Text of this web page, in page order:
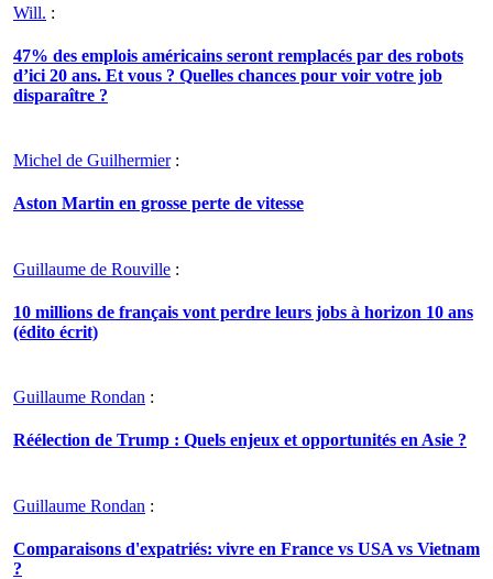
Will. :
47% des emplois américains seront remplacés par des robots
d’ici 20 ans. Et vous ? Quelles chances pour voir votre job
disparaître ?
Michel de Guilhermier:
Aston Martin en grosse perte de vitesse
Guillaume de Rouville :
10 millions de français vont perdre leurs jobs à horizon 10 ans
(édito écrit)
Guillaume Rondan :
Réélection de Trump : Quels enjeux et opportunités en Asie ?
Guillaume Rondan :
Comparaisons d'expatriés: vivre en France vs USA vs Vietnam
?